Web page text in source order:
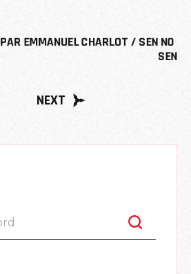
EMMANUEL CHARLOT / SEN NO
SEN
NEXT